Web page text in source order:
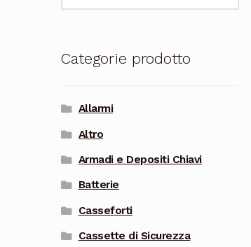
Categorie prodotto
Allarmi
Altro
Armadi e Depositi Chiavi
Batterie
Casseforti
Cassette di Sicurezza